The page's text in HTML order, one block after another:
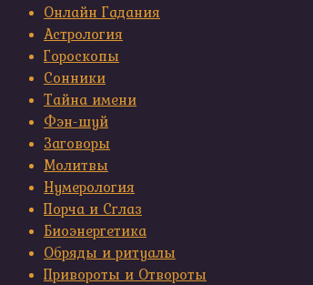
Онлайн Гадания
Астрология
Гороскопы
Сонники
Тайна имени
Фэн-шуй
Заговоры
Молитвы
Нумерология
Порча и Сглаз
Биоэнергетика
Обряды и ритуалы
Привороты и Отвороты